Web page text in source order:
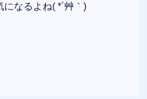
なるよね( *´艸｀)